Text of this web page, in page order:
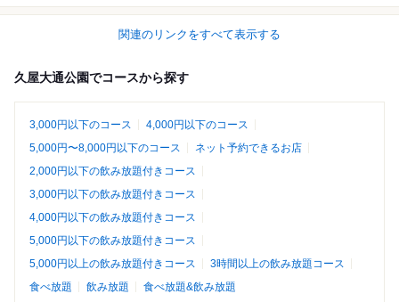
関連のリンクをすべて表示する
久屋大通公園でコースから探す
3,000円以下のコース
4,000円以下のコース
5,000円〜8,000円以下のコース
ネット予約できるお店
2,000円以下の飲み放題付きコース
3,000円以下の飲み放題付きコース
4,000円以下の飲み放題付きコース
5,000円以下の飲み放題付きコース
5,000円以上の飲み放題付きコース
3時間以上の飲み放題コース
食べ放題
飲み放題 食べ放題&飲み放題